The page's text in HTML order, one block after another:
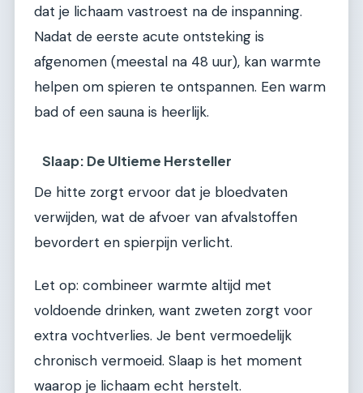
dat je lichaam vastroest na de inspanning.
Nadat de eerste acute ontsteking is
afgenomen (meestal na 48 uur), kan warmte
helpen om spieren te ontspannen. Een warm
bad of een sauna is heerlijk.
Slaap: De Ultieme Hersteller
De hitte zorgt ervoor dat je bloedvaten
verwijden, wat de afvoer van afvalstoffen
bevordert en spierpijn verlicht.
Let op: combineer warmte altijd met
voldoende drinken, want zweten zorgt voor
extra vochtverlies. Je bent vermoedelijk
chronisch vermoeid. Slaap is het moment
waarop je lichaam echt herstelt.